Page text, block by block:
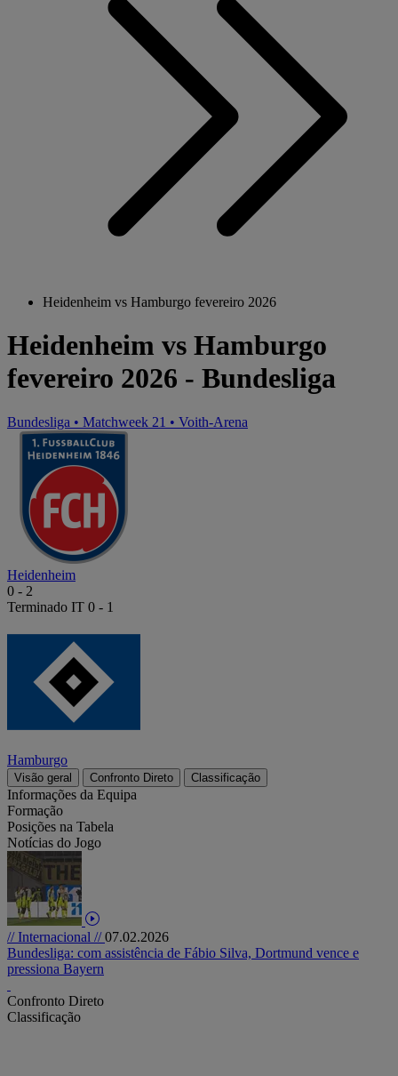
Heidenheim vs Hamburgo fevereiro 2026
Heidenheim vs Hamburgo
fevereiro 2026 - Bundesliga
Bundesliga • Matchweek 21 • Voith-Arena
Heidenheim
0 - 2
Terminado IT 0 - 1
Hamburgo
Visão geral Confronto Direto Classificação
Informações da Equipa
Formação
Posições na Tabela
Notícias do Jogo
// Internacional //07.02.2026
Bundesliga: com assistência de Fábio Silva, Dortmund vence e
pressiona Bayern
Confronto Direto
Classificação